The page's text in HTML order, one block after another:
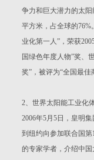
争力和巨大潜力的太阳
平方米，占全球的
业化第一人”，荣获
国绿色年度人物”奖、
奖”，被评为“全国最佳
2、世界太阳能工业化
2006年5月5日，皇明
到纽约向参加联合国
的专家学者，介绍中